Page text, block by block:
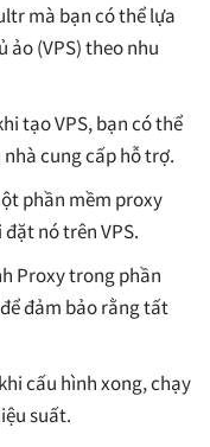
mà bạn có thể lựa
(VPS) theo nhu
tạo VPS, bạn có thể
cung cấp hỗ trợ.
phần mềm proxy
nó trên VPS.
Proxy trong phần
đảm bảo rằng tất
cấu hình xong, chạy
suất.